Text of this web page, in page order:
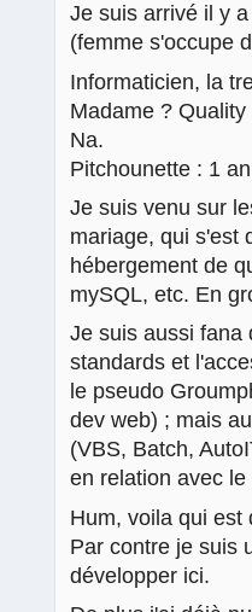
Je suis arrivé il y
(femme s'occupe
Informaticien, la
Madame ?
Na.
Pitchounette : 1
Je suis venu sur
mariage, qui s'est
hébergement de
mySQL, etc. En
Je suis aussi fana
standards et
le pseudo
dev web) ; mais
(VBS, Batch,
en relation avec le
Hum, voila qui est
Par contre je suis
développer ici.